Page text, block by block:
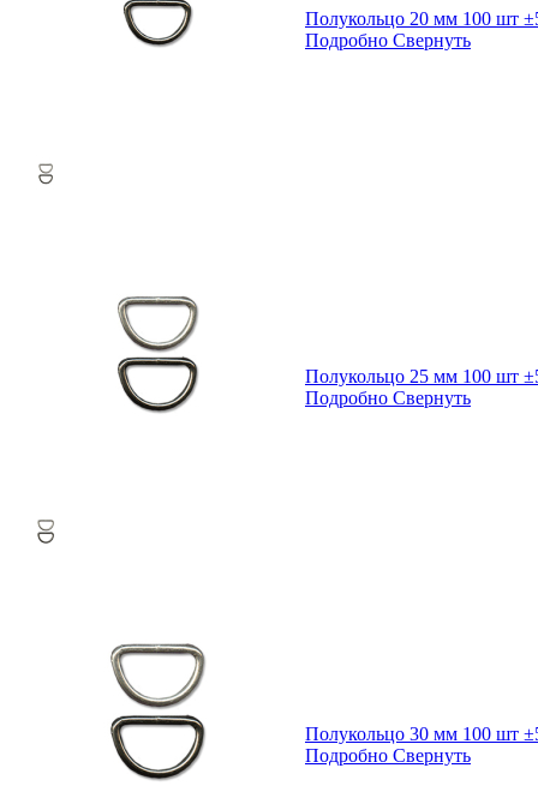
Полукольцо 20 мм 100 шт
Подробно Свернуть
Полукольцо 25 мм 100 шт
Подробно Свернуть
Полукольцо 30 мм 100 шт
Подробно Свернуть